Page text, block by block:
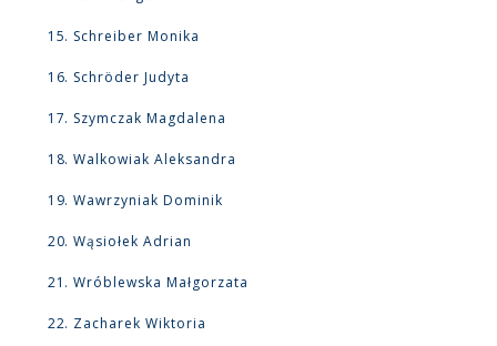
15. Schreiber Monika
16. Schröder Judyta
17. Szymczak Magdalena
18. Walkowiak Aleksandra
19. Wawrzyniak Dominik
20. Wąsiołek Adrian
21. Wróblewska Małgorzata
22. Zacharek Wiktoria